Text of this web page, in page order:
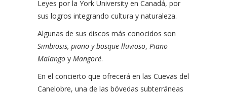
Leyes por la York University en Canadá, por
sus logros integrando cultura y naturaleza.
Algunas de sus discos más conocidos son
Simbiosis, piano y bosque lluvioso, Piano
Malango y Mangoré.
En el concierto que ofrecerá en las Cuevas del
Canelobre, una de las bóvedas subterráneas